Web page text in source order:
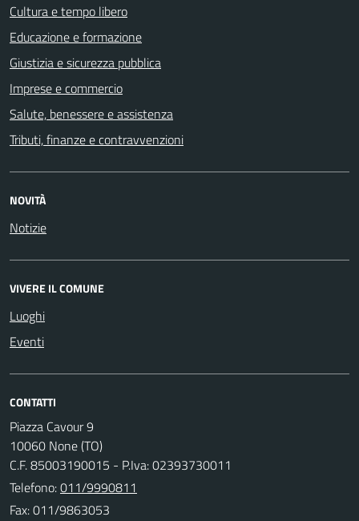
Cultura e tempo libero
Educazione e formazione
Giustizia e sicurezza pubblica
Imprese e commercio
Salute, benessere e assistenza
Tributi, finanze e contravvenzioni
NOVITÀ
Notizie
VIVERE IL COMUNE
Luoghi
Eventi
CONTATTI
Piazza Cavour 9
10060 None (TO)
C.F. 85003190015 - P.Iva: 02393730011
Telefono:011/9990811
Fax: 011/9863053